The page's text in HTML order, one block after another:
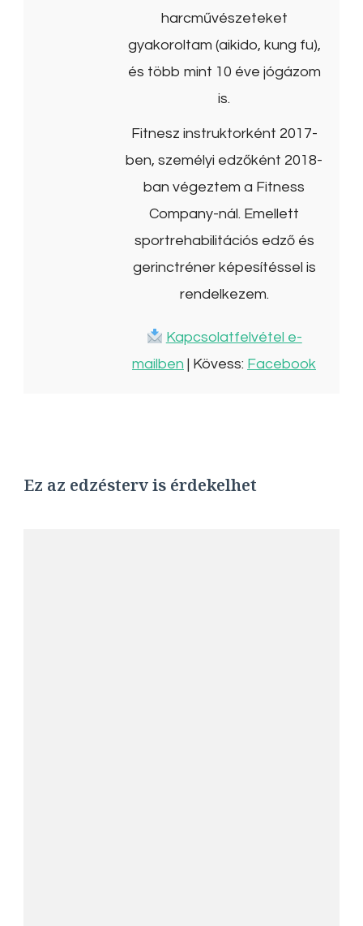
harcművészeteket
gyakoroltam (aikido, kung fu),
és több mint 10 éve jógázom
is.
Fitnesz instruktorként 2017-
ben, személyi edzőként 2018-
ban végeztem a Fitness
Company-nál. Emellett
sportrehabilitációs edző és
gerinctréner képesítéssel is
rendelkezem.
Kapcsolatfelvétel e-
mailben | Kövess: Facebook
Ez az edzésterv is érdekelhet